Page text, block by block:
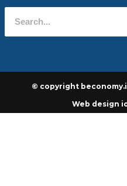
© copyright
Web design